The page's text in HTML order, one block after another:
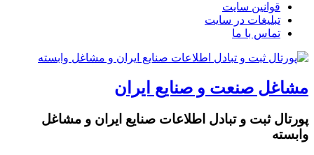
قوانین سایت
تبلیغات در سایت
تماس با ما
مشاغل صنعت و صنایع ایران
پورتال ثبت و تبادل اطلاعات صنایع ایران و مشاغل
وابسته